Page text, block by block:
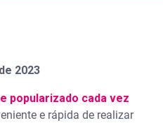
2023
popularizado cada vez
e rápida de realizar